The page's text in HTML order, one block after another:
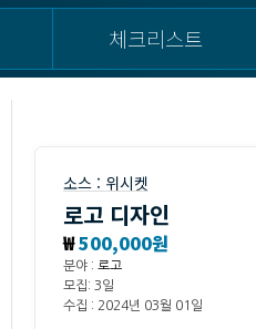
체크리스트
소스 : 위시켓
로고 디자인
₩500,000원
분야 : 로고
모집: 3일
수집 : 2024년 03월 01일